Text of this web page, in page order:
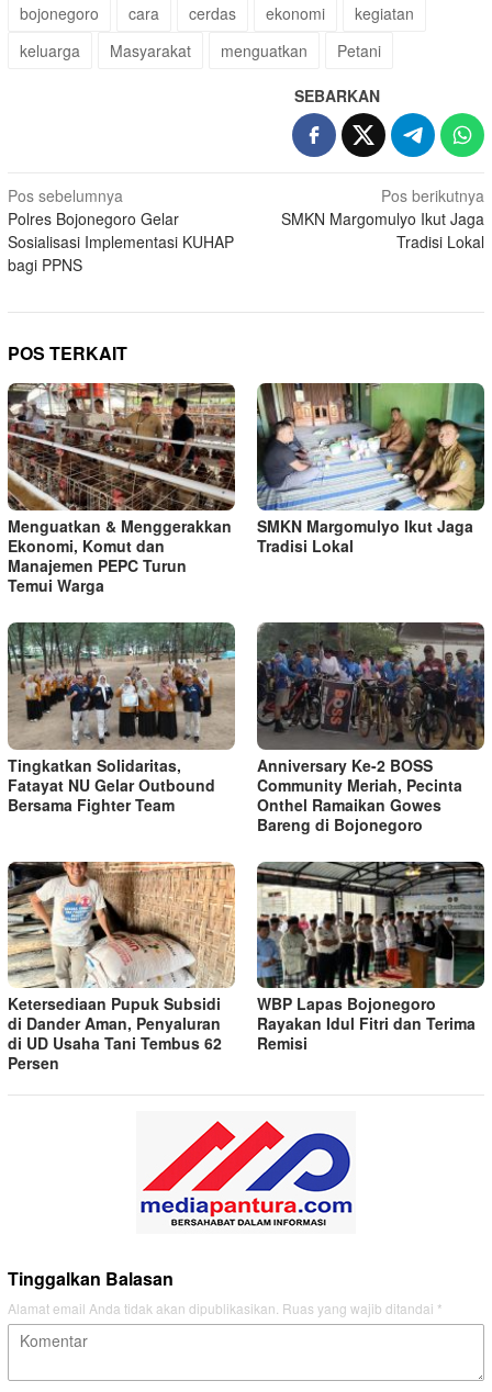
bojonegoro cara cerdas ekonomi
kegiatan
keluarga
Masyarakat menguatkan Petani
SEBARKAN
Navigasi
pos
Pos sebelumnya
Polres Bojonegoro Gelar
Sosialisasi Implementasi KUHAP
bagi PPNS
Pos berikutnya
SMKN Margomulyo Ikut Jaga
Tradisi Lokal
POS TERKAIT
Menguatkan & Menggerakkan
Ekonomi, Komut dan
Manajemen PEPC Turun
Temui Warga
SMKN Margomulyo Ikut Jaga
Tradisi Lokal
Tingkatkan Solidaritas,
Fatayat NU Gelar Outbound
Bersama Fighter Team
Anniversary Ke-2 BOSS
Community Meriah, Pecinta
Onthel Ramaikan Gowes
Bareng di Bojonegoro
Ketersediaan Pupuk Subsidi
di Dander Aman, Penyaluran
di UD Usaha Tani Tembus 62
Persen
WBP Lapas Bojonegoro
Rayakan Idul Fitri dan Terima
Remisi
Tinggalkan Balasan
Alamat email Anda tidak akan dipublikasikan. Ruas yang wajib ditandai *